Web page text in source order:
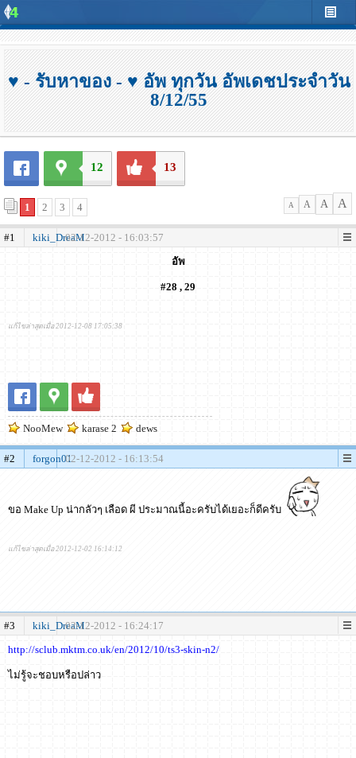
♥ - รับหาของ - ♥ อัพ ทุกวัน อัพเดชประจำวัน
8/12/55
12 13
1 2 3 4 A A A A
#1 kiki_DreaM02-12-2012 - 16:03:57
อัพ
#28 , 29
แก้ไขล่าสุดเมื่อ 2012-12-08 17:05:38
NooMew karase 2 dews
#2 forgon0102-12-2012 - 16:13:54
ขอ Make Up น่ากลัวๆ เลือด ผี ประมาณนี้อะครับได้เยอะก็ดีครับ
แก้ไขล่าสุดเมื่อ 2012-12-02 16:14:12
#3 kiki_DreaM02-12-2012 - 16:24:17
http://sclub.mktm.co.uk/en/2012/10/ts3-skin-n2/
ไม่รู้จะชอบหรือปล่าว